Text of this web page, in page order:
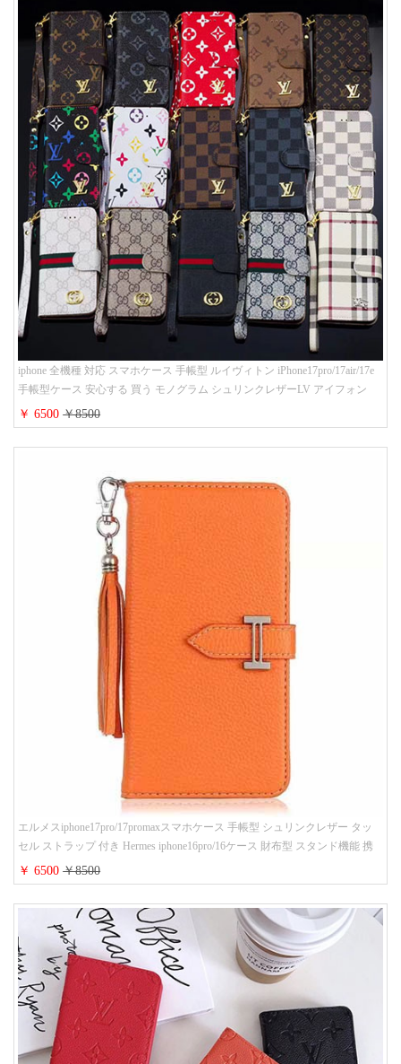
iphone 全機種 対応 スマホケース 手帳型 ルイヴィトン iPhone17pro/17air/17e
手帳型ケース 安心する 買う モノグラム シュリンクレザーLV アイフォン
16/16promaxスマホケース 手帳 多機能 グッチiphone15pro/14/13携帯ケース 大
人 レディース メンズ ストラップ付き
￥ 6500￥8500
エルメスiphone17pro/17promaxスマホケース 手帳型 シュリンクレザー タッ
セル ストラップ 付き Hermes iphone16pro/16ケース 財布型 スタンド機能 携
帯カバー ハイ ブランド アイフォーン15/14/13ケース 手帳 レディース 人気
￥ 6500￥8500